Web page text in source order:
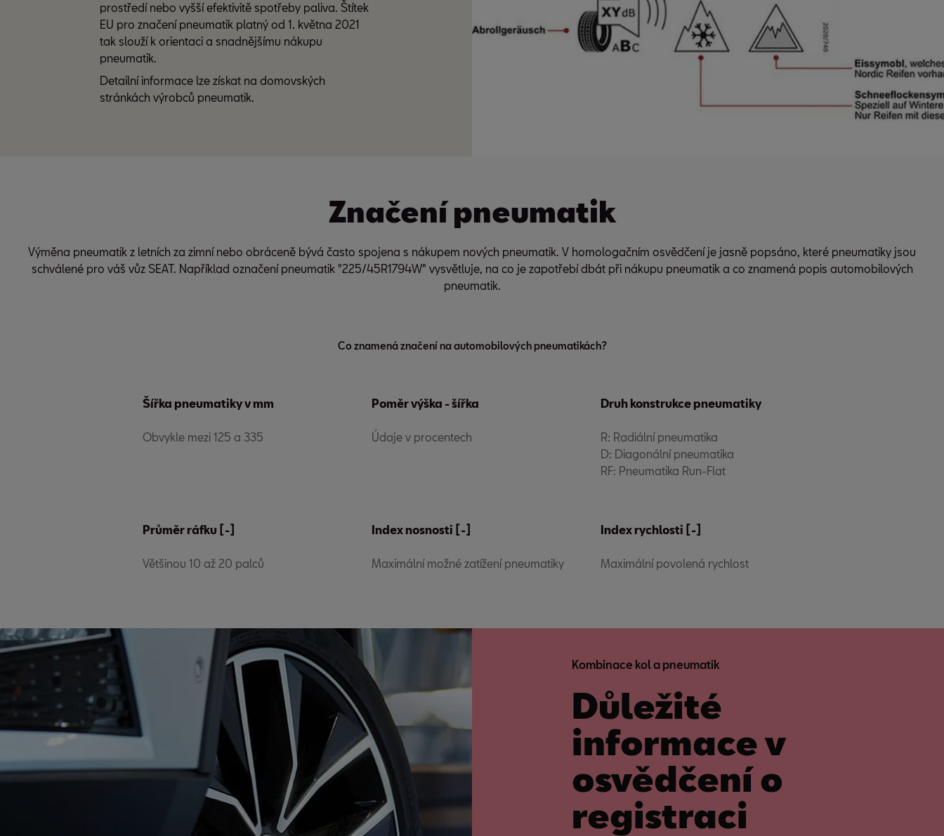
prostředí nebo vyšší efektivitě spotřeby paliva. Štítek
EU pro značení pneumatik platný od 1. května 2021
tak slouží k orientaci a snadnějšímu nákupu
pneumatik.
Detailní informace lze získat na domovských
stránkách výrobců pneumatik.
Značení pneumatik
Výměna pneumatik z letních za zimní nebo obráceně bývá často spojena s nákupem nových pneumatik. V homologačním osvědčení je jasně popsáno, které pneumatiky jsou
schválené pro váš vůz SEAT. Například označení pneumatik "225/45R1794W" vysvětluje, na co je zapotřebí dbát při nákupu pneumatik a co znamená popis automobilových
pneumatik.
Co znamená značení na automobilových pneumatikách?
Šířka pneumatiky v mm
Obvykle mezi 125 a 335
Poměr výška - šířka
Údaje v procentech
Druh konstrukce pneumatiky
R: Radiální pneumatika
D: Diagonální pneumatika
RF: Pneumatika Run-Flat
Průměr ráfku [-]
Většinou 10 až 20 palců
Index nosnosti [-]
Maximální možné zatížení pneumatiky
Index rychlosti [-]
Maximální povolená rychlost
Kombinace kol a pneumatik
Důležité
informace v
osvědčení o
registraci